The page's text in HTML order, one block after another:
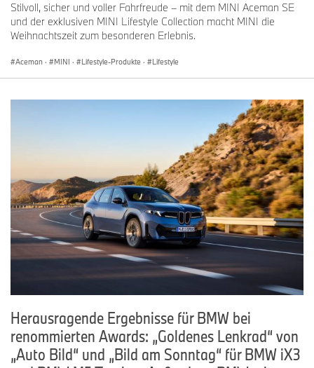
Stilvoll, sicher und voller Fahrfreude – mit dem MINI Aceman SE
und der exklusiven MINI Lifestyle Collection macht MINI die
Weihnachtszeit zum besonderen Erlebnis.
Aceman · MINI · Lifestyle-Produkte · Lifestyle
Herausragende Ergebnisse für BMW bei
renommierten Awards: „Goldenes Lenkrad“ von
„Auto Bild“ und „Bild am Sonntag“ für BMW iX3